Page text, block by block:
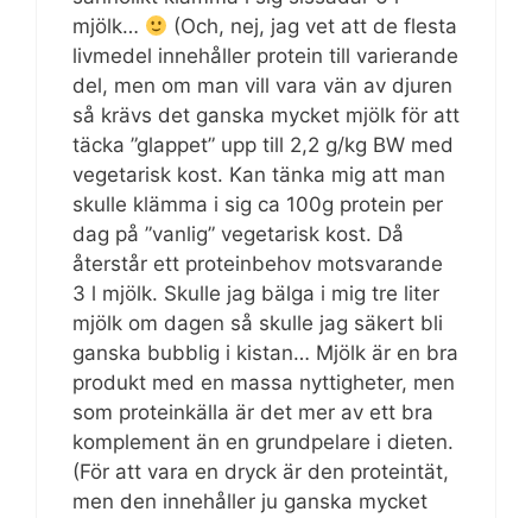
mjölk…
(Och, nej, jag vet att de flesta
livmedel innehåller protein till varierande
del, men om man vill vara vän av djuren
så krävs det ganska mycket mjölk för att
täcka ”glappet” upp till 2,2 g/kg BW med
vegetarisk kost. Kan tänka mig att man
skulle klämma i sig ca 100g protein per
dag på ”vanlig” vegetarisk kost. Då
återstår ett proteinbehov motsvarande
3 l mjölk. Skulle jag bälga i mig tre liter
mjölk om dagen så skulle jag säkert bli
ganska bubblig i kistan… Mjölk är en bra
produkt med en massa nyttigheter, men
som proteinkälla är det mer av ett bra
komplement än en grundpelare i dieten.
(För att vara en dryck är den proteintät,
men den innehåller ju ganska mycket